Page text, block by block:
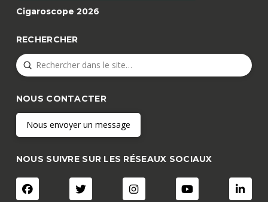
Cigaroscope 2026
RECHERCHER
Search
Submit
NOUS CONTACTER
Nous envoyer un message
NOUS SUIVRE SUR LES RÉSEAUX SOCIAUX